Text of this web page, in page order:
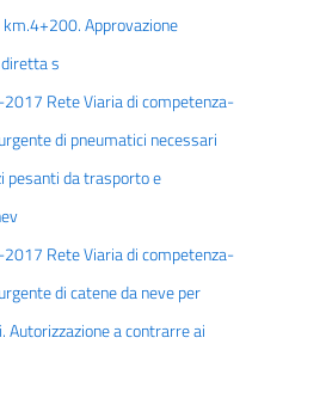
Approvazione
s
Rete Viaria di competenza-
di pneumatici necessari
pesanti da trasporto e
Rete Viaria di competenza-
di catene da neve per
Autorizzazione a contrarre ai